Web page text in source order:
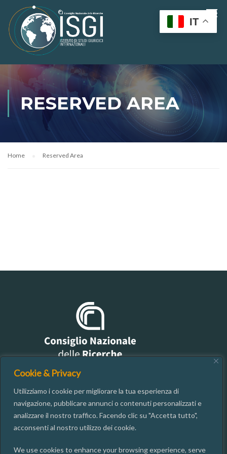
Cookie & Privacy
Utilizziamo i cookie per migliorare la tua esperienza di
navigazione, pubblicare annunci o contenuti personalizzati e
analizzare il nostro traffico. Facendo clic su "Accetta tutto",
acconsenti al nostro utilizzo dei cookie.
We use cookies to enhance your browsing experience, serve
RESERVED AREA
Home Reserved Area
CONTACTS
06.49937667
segreteria@isgi.cnr.it
IT